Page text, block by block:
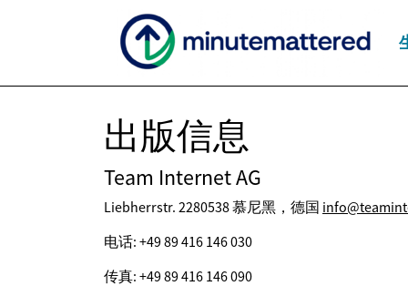
出版信息
Team Internet AG
Liebherrstr. 2280538 慕尼黑，德国
电话: +49 89 416 146 030
传真: +49 89 416 146 090